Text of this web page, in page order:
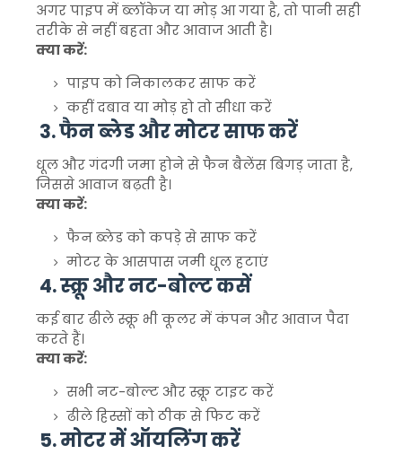
अगर पाइप में ब्लॉकेज या मोड़ आ गया है, तो पानी सही
तरीके से नहीं बहता और आवाज आती है।
क्या करें:
पाइप को निकालकर साफ करें
कहीं दबाव या मोड़ हो तो सीधा करें
3. फैन ब्लेड और मोटर साफ करें
धूल और गंदगी जमा होने से फैन बैलेंस बिगड़ जाता है,
जिससे आवाज बढ़ती है।
क्या करें:
फैन ब्लेड को कपड़े से साफ करें
मोटर के आसपास जमी धूल हटाएं
4. स्क्रू और नट-बोल्ट कसें
कई बार ढीले स्क्रू भी कूलर में कंपन और आवाज पैदा
करते हैं।
क्या करें:
सभी नट-बोल्ट और स्क्रू टाइट करें
ढीले हिस्सों को ठीक से फिट करें
5. मोटर में ऑयलिंग करें